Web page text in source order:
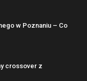
w Poznaniu – Co
crossover z